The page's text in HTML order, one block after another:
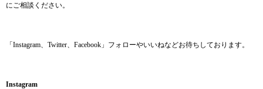
にご相談ください。
「Instagram、Twitter、Facebook」フォローやいいねなどお待ちしております。
Instagram